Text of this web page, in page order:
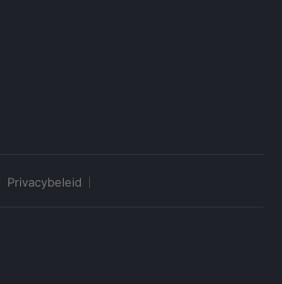
Privacybeleid